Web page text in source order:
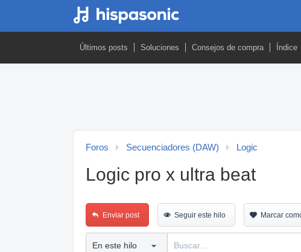
Últimos posts Soluciones Consejos de compra Índice
Foros Secuenciadores (DAW) Logic
Logic pro x ultra beat
Enviar post Seguir este hilo Marcar